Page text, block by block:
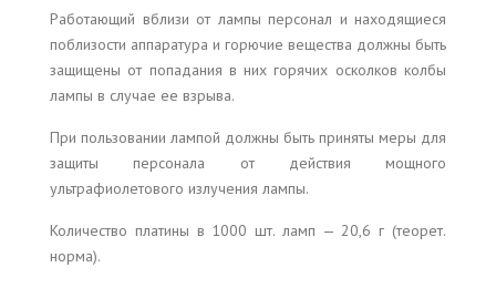
Работающий вблизи от лампы персонал и находящиеся
поблизости аппаратура и горючие вещества должны быть
защищены от попадания в них горячих осколков колбы
лампы в случае ее взрыва.
При пользовании лампой должны быть приняты меры для
защиты персонала от действия мощного
ультрафиолетового излучения лампы.
Количество платины в 1000 шт. ламп — 20,6 г (теорет.
норма).